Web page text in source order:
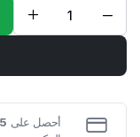
كريم
EROGEN-
X
حجم
أحصل على 5%